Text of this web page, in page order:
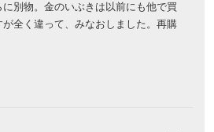
別物。金のいぶきは以前にも他で買
全く違って、みなおしました。再購